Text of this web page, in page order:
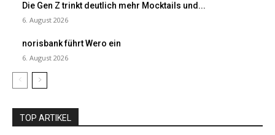
Die Gen Z trinkt deutlich mehr Mocktails und...
6. August 2026
norisbank führt Wero ein
6. August 2026
TOP ARTIKEL